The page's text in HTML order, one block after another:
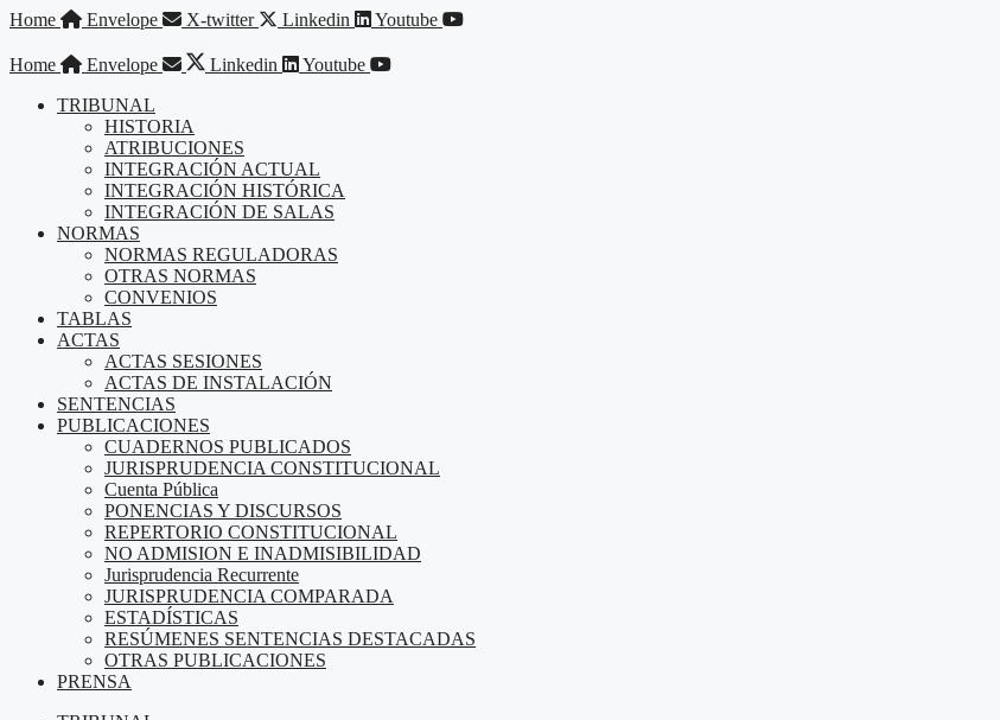
Saltar
contenido
Home Envelope X-twitter Linkedin Youtube
Home Envelope Linkedin
Youtube
TRIBUNAL
HISTORIA
ATRIBUCIONES
INTEGRACIÓN ACTUAL
INTEGRACIÓN HISTÓRICA
INTEGRACIÓN DE SALAS
NORMAS
NORMAS REGULADORAS
OTRAS NORMAS
CONVENIOS
TABLAS
ACTAS
ACTAS SESIONES
ACTAS DE INSTALACIÓN
SENTENCIAS
PUBLICACIONES
CUADERNOS PUBLICADOS
JURISPRUDENCIA CONSTITUCIONAL
Cuenta Pública
PONENCIAS Y DISCURSOS
REPERTORIO CONSTITUCIONAL
NO ADMISION E INADMISIBILIDAD
Jurisprudencia Recurrente
JURISPRUDENCIA COMPARADA
ESTADÍSTICAS
RESÚMENES SENTENCIAS DESTACADAS
OTRAS PUBLICACIONES
PRENSA